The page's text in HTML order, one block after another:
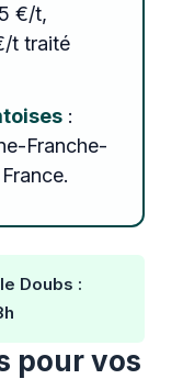
€/t,
t traité
:
Franche-
Doubs :
pour vos